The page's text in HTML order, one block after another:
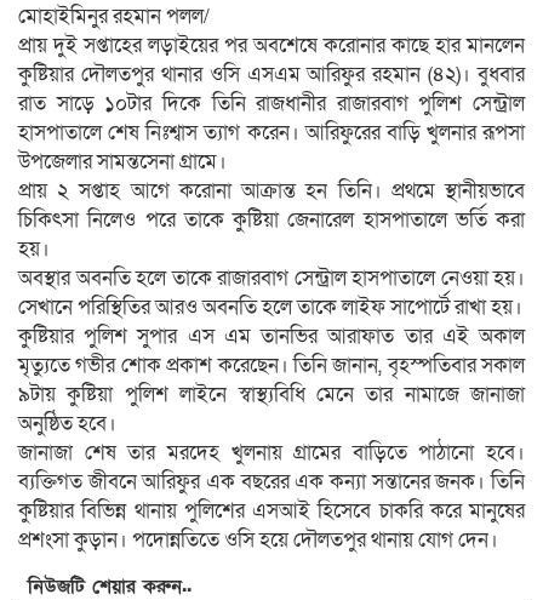
মোহাইমিনুর রহমান পলল/
প্রায় দুই সপ্তাহের লড়াইয়ের পর অবশেষে করোনার কাছে হার মানলেন
কুষ্টিয়ার দৌলতপুর থানার ওসি এসএম আরিফুর রহমান (৪২)। বুধবার
রাত সাড়ে ১০টার দিকে তিনি রাজধানীর রাজারবাগ পুলিশ সেন্ট্রাল
হাসপাতালে শেষ নিঃশ্বাস ত্যাগ করেন। আরিফুরের বাড়ি খুলনার রূপসা
উপজেলার সামন্তসেনা গ্রামে।
প্রায় ২ সপ্তাহ আগে করোনা আক্রান্ত হন তিনি। প্রথমে স্থানীয়ভাবে
চিকিৎসা নিলেও পরে তাকে কুষ্টিয়া জেনারেল হাসপাতালে ভর্তি করা
হয়।
অবস্থার অবনতি হলে তাকে রাজারবাগ সেন্ট্রাল হাসপাতালে নেওয়া হয়।
সেখানে পরিস্থিতির আরও অবনতি হলে তাকে লাইফ সাপোর্টে রাখা হয়।
কুষ্টিয়ার পুলিশ সুপার এস এম তানভির আরাফাত তার এই অকাল
মৃত্যুতে গভীর শোক প্রকাশ করেছেন। তিনি জানান, বৃহস্পতিবার সকাল
৯টায় কুষ্টিয়া পুলিশ লাইনে স্বাস্থ্যবিধি মেনে তার নামাজে জানাজা
অনুষ্ঠিত হবে।
জানাজা শেষ তার মরদেহ খুলনায় গ্রামের বাড়িতে পাঠানো হবে।
ব্যক্তিগত জীবনে আরিফুর এক বছরের এক কন্যা সন্তানের জনক। তিনি
কুষ্টিয়ার বিভিন্ন থানায় পুলিশের এসআই হিসেবে চাকরি করে মানুষের
প্রশংসা কুড়ান। পদোন্নতিতে ওসি হয়ে দৌলতপুর থানায় যোগ দেন।
নিউজটি শেয়ার করুন..